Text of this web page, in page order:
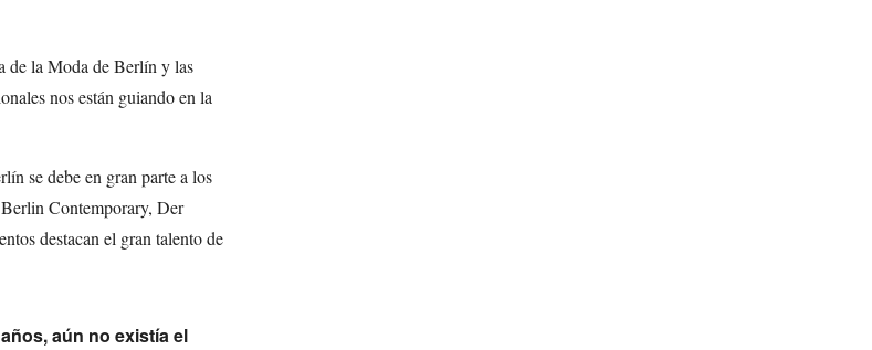
de la Moda de Berlín y las
nos están guiando en la
se debe en gran parte a los
Berlin Contemporary, Der
destacan el gran talento de
aún no existía el